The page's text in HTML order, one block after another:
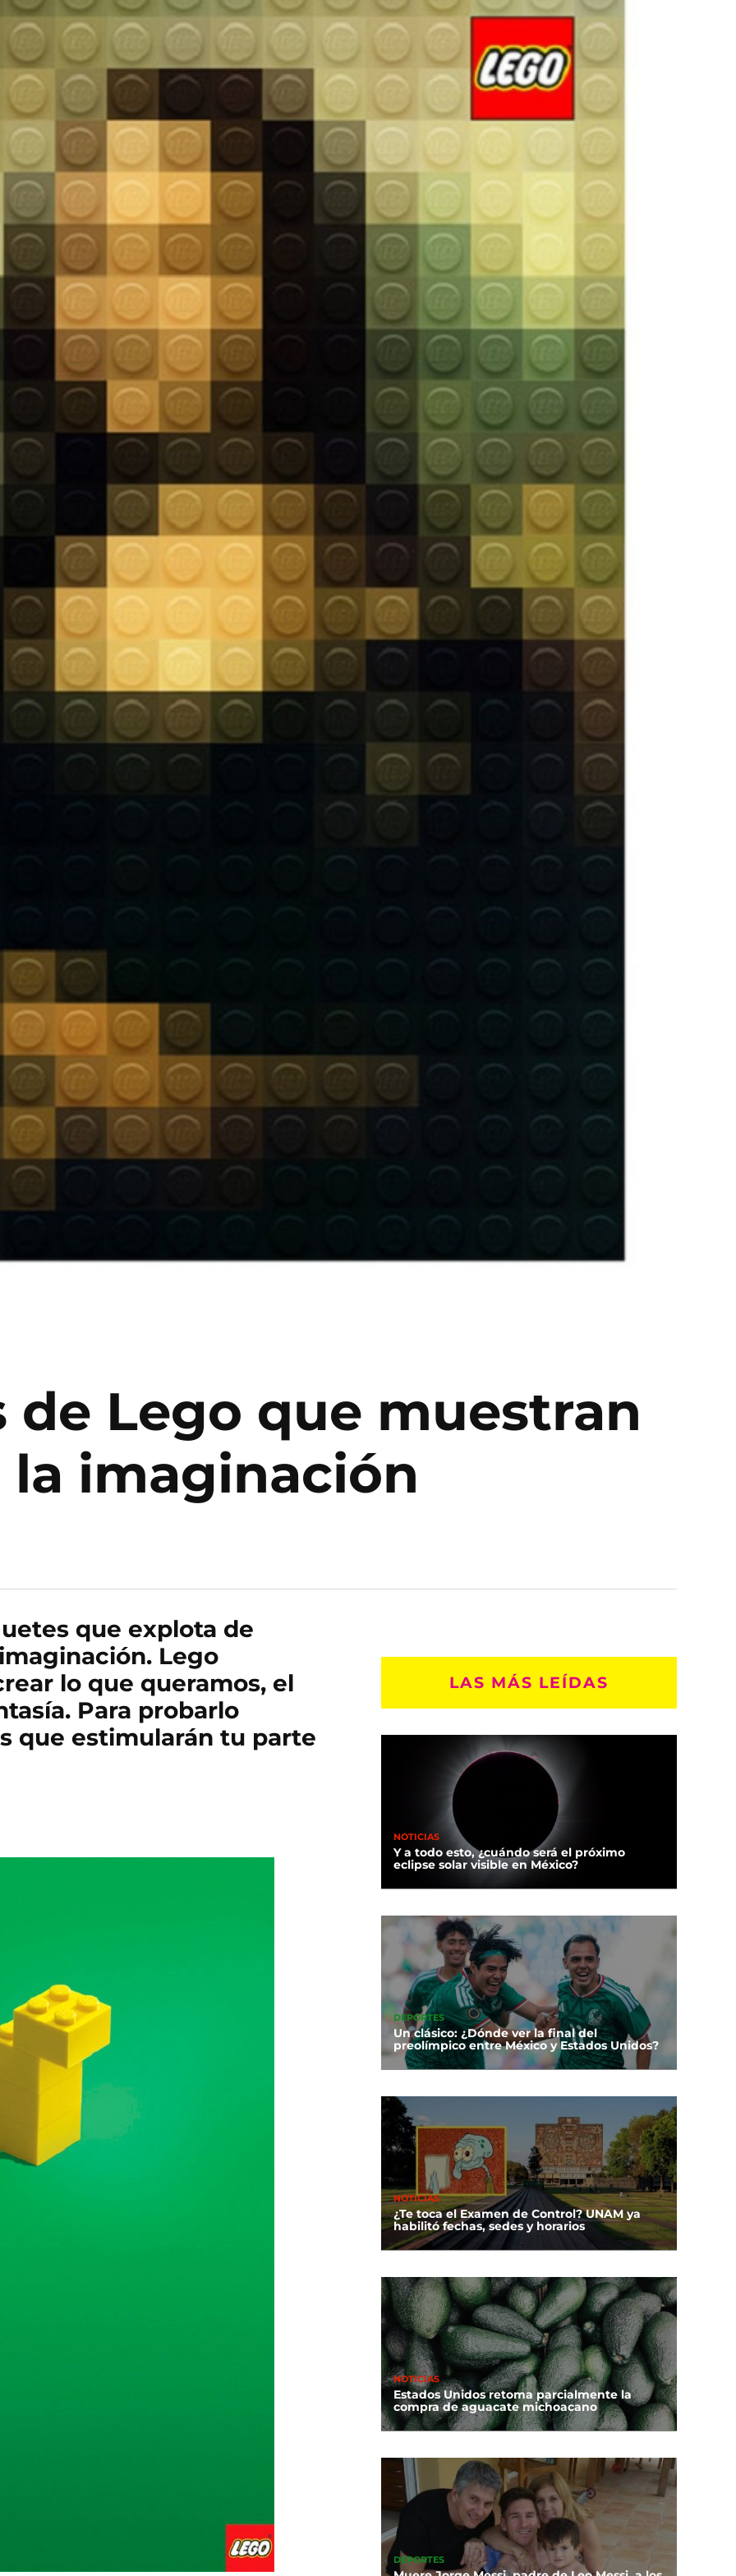
de Lego que muestran
imaginación
que explota de
Lego
lo que queramos, el
Para probarlo
que estimularán tu parte
LAS MÁS LEÍDAS
NOTICIAS
Y a todo esto, ¿cuándo será el próximo
eclipse solar visible en México?
DEPORTES
Un clásico: ¿Dónde ver la final del
preolímpico entre México y Estados Unidos?
NOTICIAS
¿Te toca el Examen de Control? UNAM ya
habilitó fechas, sedes y horarios
NOTICIAS
Estados Unidos retoma parcialmente la
compra de aguacate michoacano
DEPORTES